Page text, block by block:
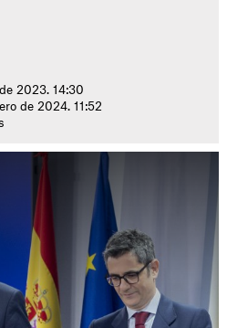
2023. 14:30
de 2024. 11:52